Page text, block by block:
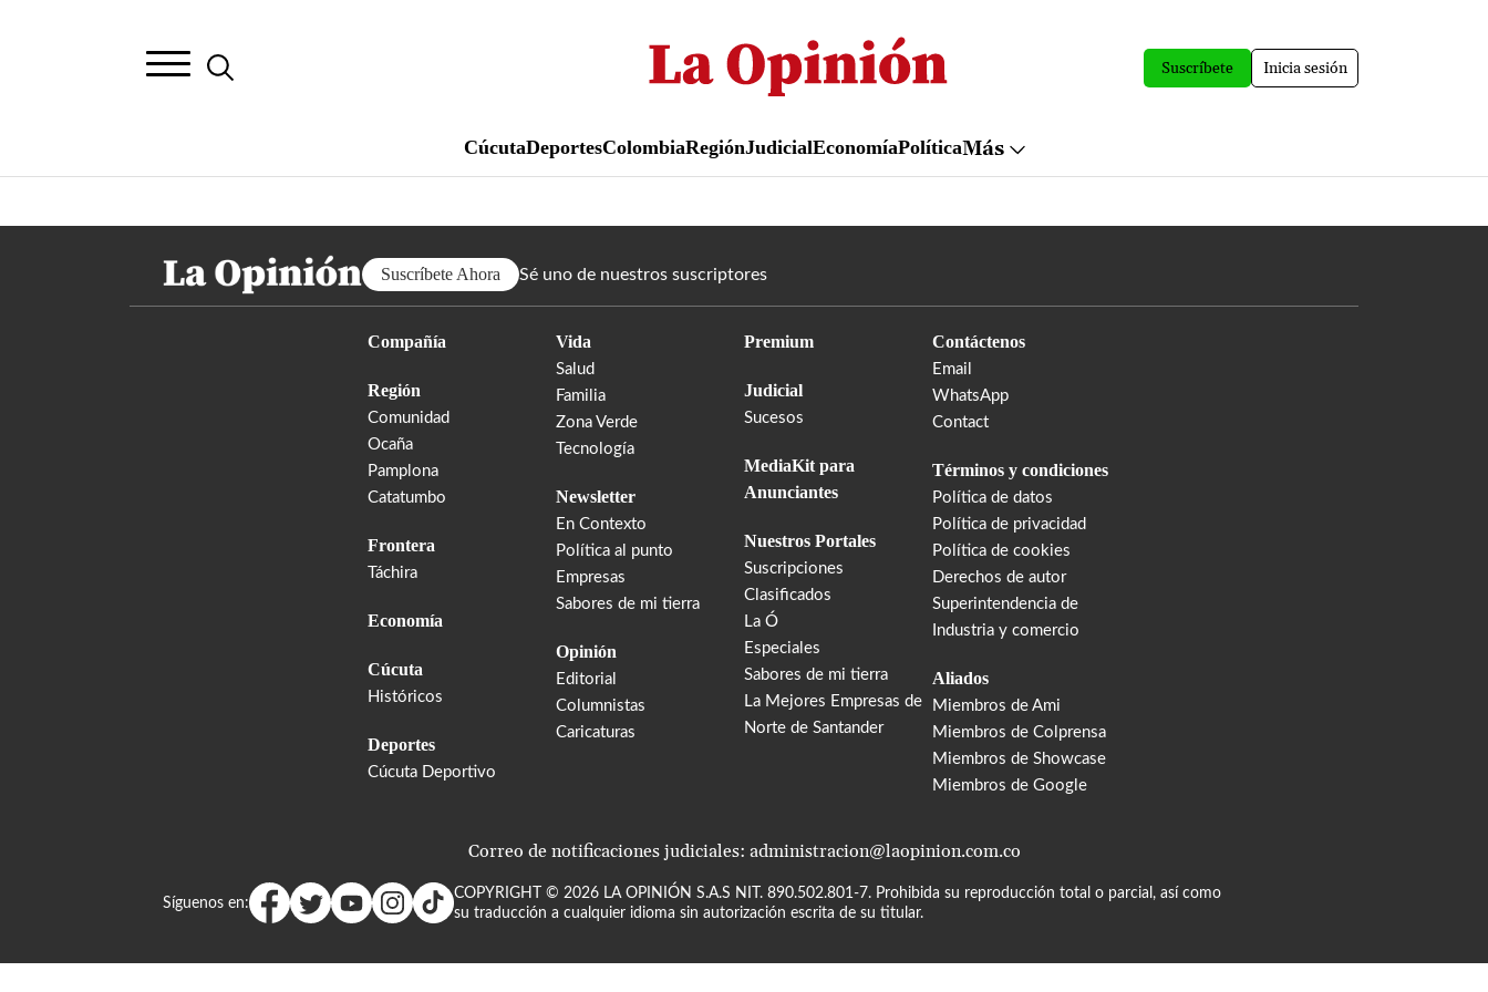
al
contenido
Suscríbete Inicia sesión
CúcutaDeportesColombiaRegiónJudicialEconomíaPolíticaMás
Suscríbete Ahora Sé uno de nuestros suscriptores
Compañía
Región
Comunidad
Ocaña
Pamplona
Catatumbo
Frontera
Táchira
Economía
Cúcuta
Históricos
Deportes
Cúcuta Deportivo
Vida
Salud
Familia
Zona Verde
Tecnología
Newsletter
En Contexto
Política al punto
Empresas
Sabores de mi tierra
Opinión
Editorial
Columnistas
Caricaturas
Premium
Judicial
Sucesos
MediaKit para
Anunciantes
Nuestros Portales
Suscripciones
Clasificados
La Ó
Especiales
Sabores de mi tierra
La Mejores Empresas de
Norte de Santander
Contáctenos
Email
WhatsApp
Contact
Términos y condiciones
Política de datos
Política de privacidad
Política de cookies
Derechos de autor
Superintendencia de
Industria y comercio
Aliados
Miembros de Ami
Miembros de Colprensa
Miembros de Showcase
Miembros de Google
Correo de notificaciones judiciales: administracion@laopinion.com.co
Síguenos en:
COPYRIGHT © 2026 LA OPINIÓN S.A.S NIT. 890.502.801-7. Prohibida su reproducción total o parcial, así como
su traducción a cualquier idioma sin autorización escrita de su titular.